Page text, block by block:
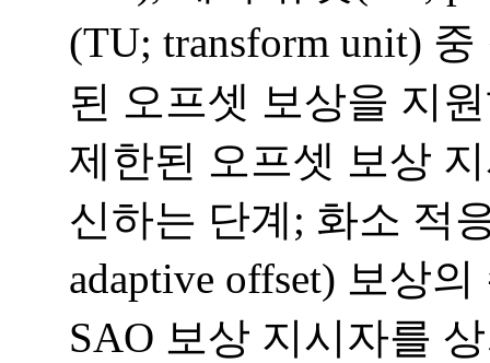
(TU; transform unit)
된 오프셋 보상을 지
제한된 오프셋 보상
신하는 단계; 화소 적
adaptive offset) 보상
SAO 보상 지시자를